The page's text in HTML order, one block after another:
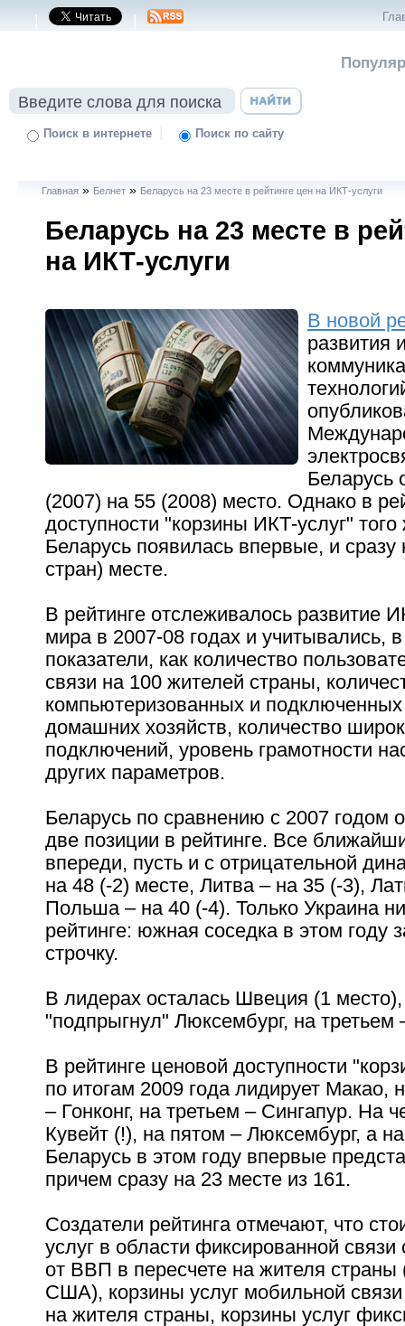
| |
Поиск в интернете | Поиск по сайту
Главная » Белнет » Беларусь на 23 месте в рейтинге цен на ИКТ-услуги
Беларусь на 23 месте в
на ИКТ-услуги
В новой
развития
Беларусь
(2007) на 55 (2008) место. Однако в
доступности "корзины ИКТ-услуг" того
Беларусь появилась впервые, и сразу
стран) месте.
В рейтинге отслеживалось развитие
мира в 2007-08 годах и учитывались, в
показатели, как количество
связи на 100 жителей страны,
компьютеризованных и подключенных
домашних хозяйств, количество
подключений, уровень грамотности
других параметров.
Беларусь по сравнению с 2007 годом
две позиции в рейтинге. Все
впереди, пусть и с отрицательной
на 48 (-2) месте, Литва – на 35 (-3),
Польша – на 40 (-4). Только Украина
рейтинге: южная соседка в этом году
строчку.
В лидерах осталась Швеция (1
"подпрыгнул" Люксембург, на
В рейтинге ценовой доступности
по итогам 2009 года лидирует Макао,
– Гонконг, на третьем – Сингапур. На
Кувейт (!), на пятом – Люксембург, а
Беларусь в этом году впервые
причем сразу на 23 месте из 161.
Создатели рейтинга отмечают, что
услуг в области фиксированной связи
от ВВП в пересчете на жителя страны
США), корзины услуг мобильной
на жителя страны, корзины услуг